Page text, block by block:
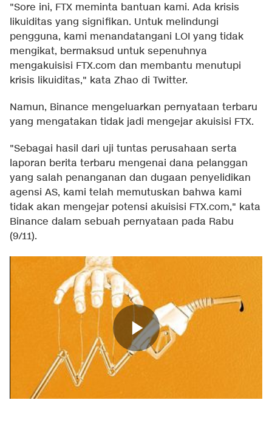
"Sore ini, FTX meminta bantuan kami. Ada krisis
likuiditas yang signifikan. Untuk melindungi
pengguna, kami menandatangani LOI yang tidak
mengikat, bermaksud untuk sepenuhnya
mengakuisisi FTX.com dan membantu menutupi
krisis likuiditas," kata Zhao di Twitter.
Namun, Binance mengeluarkan pernyataan terbaru
yang mengatakan tidak jadi mengejar akuisisi FTX.
"Sebagai hasil dari uji tuntas perusahaan serta
laporan berita terbaru mengenai dana pelanggan
yang salah penanganan dan dugaan penyelidikan
agensi AS, kami telah memutuskan bahwa kami
tidak akan mengejar potensi akuisisi FTX.com," kata
Binance dalam sebuah pernyataan pada Rabu
(9/11).